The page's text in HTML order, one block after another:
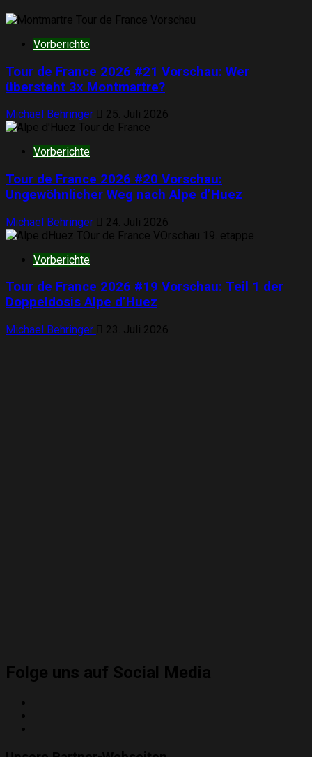
Vorberichte
Tour de France 2026 #21 Vorschau: Wer
übersteht 3x Montmartre?
Michael Behringer 25. Juli 2026
Vorberichte
Tour de France 2026 #20 Vorschau:
Ungewöhnlicher Weg nach Alpe d’Huez
Michael Behringer 24. Juli 2026
Vorberichte
Tour de France 2026 #19 Vorschau: Teil 1 der
Doppeldosis Alpe d’Huez
Michael Behringer 23. Juli 2026
Folge uns auf Social Media